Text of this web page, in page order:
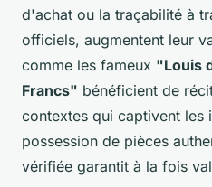
d'achat ou la traçabilité à
officiels, augmentent leur
comme les fameux "Louis
Francs" bénéficient de
contextes qui captivent les
possession de pièces
vérifiée garantit à la fois